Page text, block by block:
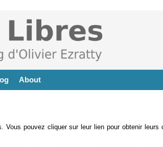
About
pouvez cliquer sur leur lien pour obtenir leurs